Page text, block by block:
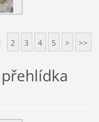
2 3 4 5 > >>